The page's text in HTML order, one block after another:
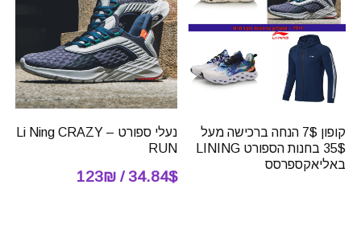
קופון 7$ הנחה ברכישה מעל
35$ בחנות הספורט LINING
באליאקספרסס
נעלי ספורט – Li Ning CRAZY
RUN
34.84$ / 123₪